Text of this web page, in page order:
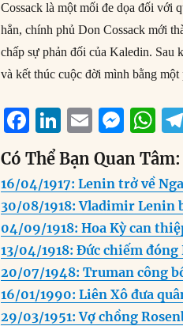
Cossack là một mối đe dọa đối với
hẳn, chính phủ Don Cossack mới
chấp sự phản đối của Kaledin. Sau
và kết thúc cuộc đời mình bằng một
F
a
c
e
b
o
o
k
Li
n
k
e
d
I
n
E
m
ai
l
M
ss
e
n
g
er
W
h
at
s
A
p
p
Có Thể Bạn Quan Tâm:
16/04/1917: Lenin trở về
30/08/1918: Vladimir Lenin
04/09/1918: Hoa Kỳ can
13/04/1918: Đức chiếm
20/07/1948: Truman công
16/01/1990: Liên Xô đưa
29/03/1951: Vợ chồng